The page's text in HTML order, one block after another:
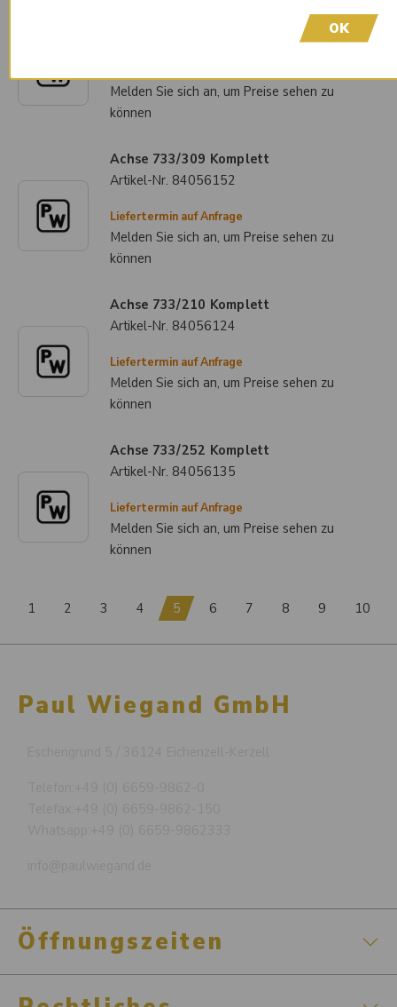
Melden Sie sich an, um Preise sehen zu
können
Achse 733/309 Komplett
Artikel-Nr. 84056152
Liefertermin auf Anfrage
Melden Sie sich an, um Preise sehen zu
können
Achse 733/210 Komplett
Artikel-Nr. 84056124
Liefertermin auf Anfrage
Melden Sie sich an, um Preise sehen zu
können
Achse 733/252 Komplett
Artikel-Nr. 84056135
Liefertermin auf Anfrage
Melden Sie sich an, um Preise sehen zu
können
1 2 3 4 5 6 7 8 9 10
Paul Wiegand GmbH
Öffnungszeiten
OK